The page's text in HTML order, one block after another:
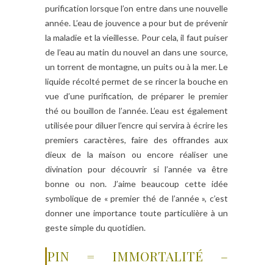
purification lorsque l’on entre dans une nouvelle
année. L’eau de jouvence a pour but de prévenir
la maladie et la vieillesse. Pour cela, il faut puiser
de l’eau au matin du nouvel an dans une source,
un torrent de montagne, un puits ou à la mer. Le
liquide récolté permet de se rincer la bouche en
vue d’une purification, de préparer le premier
thé ou bouillon de l’année. L’eau est également
utilisée pour diluer l’encre qui servira à écrire les
premiers caractères, faire des offrandes aux
dieux de la maison ou encore réaliser une
divination pour découvrir si l’année va être
bonne ou non. J’aime beaucoup cette idée
symbolique de « premier thé de l’année », c’est
donner une importance toute particulière à un
geste simple du quotidien.
PIN = IMMORTALITÉ –